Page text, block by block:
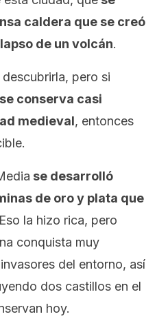
caldera que se creó
de un volcán.
pero si
se conserva casi
medieval, entonces
se desarrolló
de oro y plata que
la hizo rica, pero
conquista muy
del entorno, así
dos castillos en el
hoy.